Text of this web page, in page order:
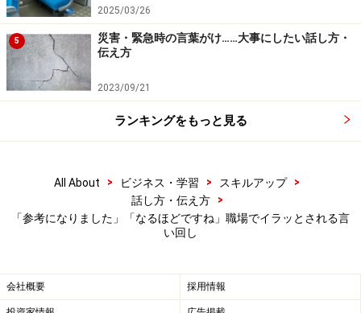
【言い換え例】
「○○くん、この間の資料なんだけど、淡い色はあまり使
わない方がいいよ。先方がコピーして、いろんな人に見
てもらうということをもあるから。次から白黒にしたと
きも見やすい配色で作るといいよ」
「先方でコピーされることまで、考えられませんでし
2）「なるほどですね」
られないか検討してみてくれ。今は、多少利益
率が低くても実績になる案件を増やしていった
2025/03/26
5
災害・緊急時の言葉がけ……大事にしたい話し方・
伝え方
2023/09/21
ランキングをもっと見る
All About > ビジネス・学習 > スキルアップ
>
話し方・伝え方
>
「参考になりました」「なるほどですね」職場でイラッとされる言
い回し
会社概要 採用情報